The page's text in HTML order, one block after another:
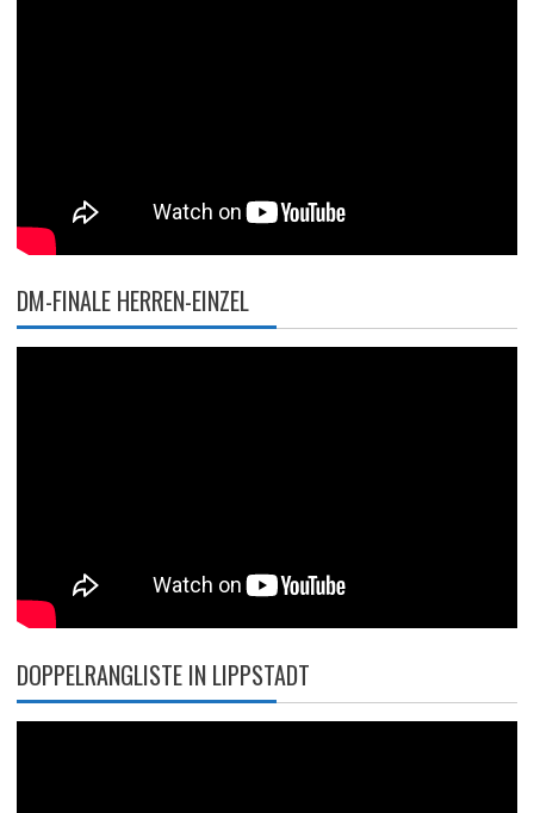
DM-FINALE HERREN-EINZEL
DOPPELRANGLISTE IN LIPPSTADT